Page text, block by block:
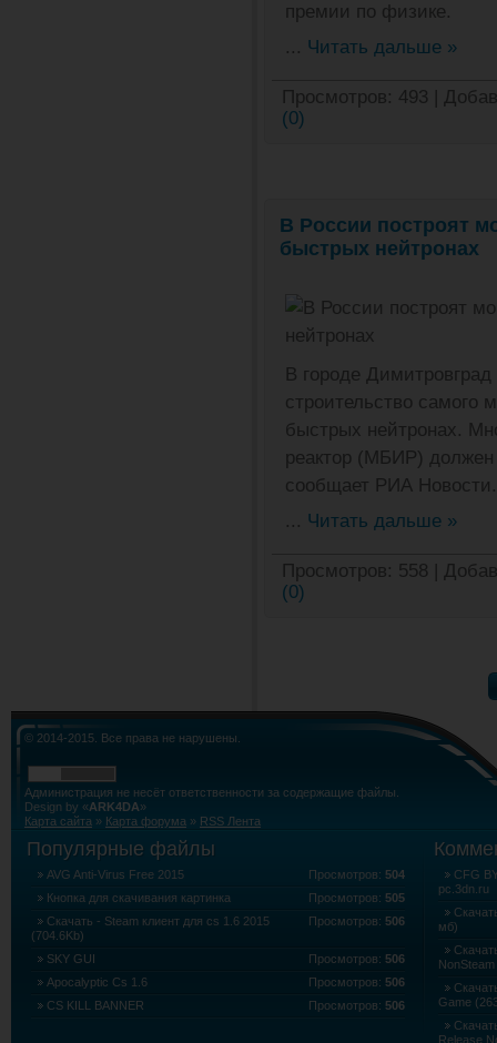
премии по физике.
... Читать дальше »
Просмотров: 493
(0)
В России построят
быстрых нейтронах
В городе
строительство самого
быстрых нейтронах.
реактор (МБИР) должен
сообщает РИА Новости.
... Читать дальше »
Просмотров: 558
(0)
© 2014-2015. Все права не нарушены.
Администрация не несёт ответственности за содержащие файлы.
Design by «ARK4DA»
Карта сайта » Карта форума » RSS Лента
Популярные файлы
Просмотров: 504
AVG Anti-Virus Free 2015
Просмотров: 505
Кнопка для скачивания картинка
Просмотров: 506
Скачать - Steam клиент для cs 1.6 2015
(704.6Kb)
Просмотров: 506
SKY GUI
Просмотров: 506
Apocalyptic Cs 1.6
Просмотров: 506
CS KILL BANNER
CFG
pc.3dn.ru
мб)
Game
Release